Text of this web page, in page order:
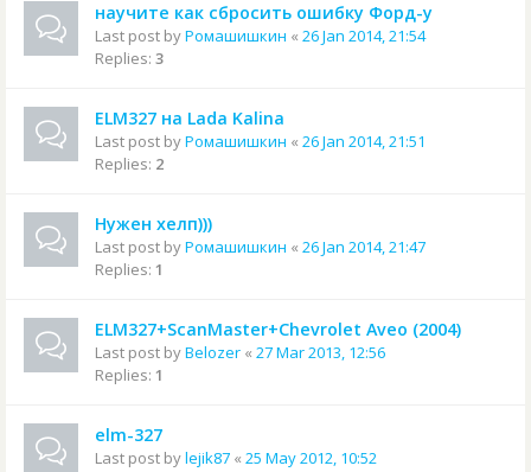
научите как сбросить ошибку Форд-у
Last post byРомашишкин « 26 Jan 2014, 21:54
Replies: 3
ELM327 на Lada Kalina
Last post byРомашишкин « 26 Jan 2014, 21:51
Replies: 2
Нужен хелп)))
Last post byРомашишкин « 26 Jan 2014, 21:47
Replies: 1
ELM327+ScanMaster+Chevrolet Aveo (2004)
Last post byBelozer « 27 Mar 2013, 12:56
Replies: 1
elm-327
Last post bylejik87 « 25 May 2012, 10:52